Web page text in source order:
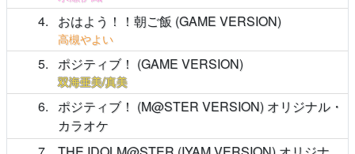
4 おはよう！！朝ご飯 (GAME VERSION)
高槻やよい
5 ポジティブ！ (GAME VERSION)
双海亜美/真美
6
ポジティブ！ (M@STER VERSION) オリジナル・
カラオケ